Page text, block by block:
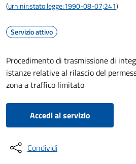
(urn:nir:stato:legge:1990-08-07;241)
Servizio attivo
Procedimento di trasmissione di
istanze relative al rilascio del
zona a traffico limitato
Accedi al servizio
Condividi